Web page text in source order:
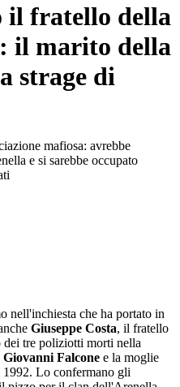
il fratello della
il marito della
strage di
mafiosa: avrebbe
e si sarebbe occupato
nell'inchiesta che ha portato in
Giuseppe Costa, il fratello
dei tre poliziotti morti nella
Giovanni Falcone e la moglie
Lo confermano gli